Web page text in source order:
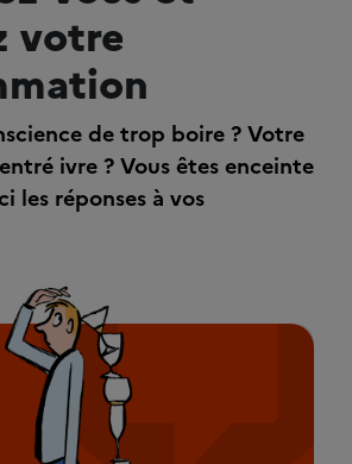
votre
de trop boire ? Votre
ivre ? Vous êtes enceinte
les réponses à vos